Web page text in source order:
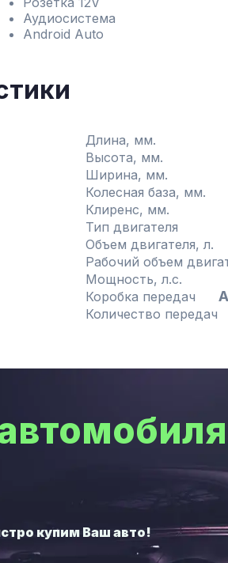
Аудиосистема
Android Auto
Длина, мм.
Высота, мм.
Ширина, мм.
Колесная база, мм.
Клиренс, мм.
Тип двигателя
Объем двигателя, л.
Мощность, л.с.
Коробка передач
Количество передач